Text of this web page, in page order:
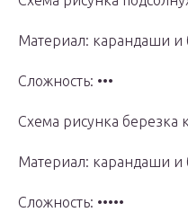
Материал: карандаши и
Сложность: •••
Схема рисунка березка
Материал: карандаши и
Сложность: •••••